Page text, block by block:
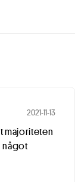
2021-11-13
majoriteten
något